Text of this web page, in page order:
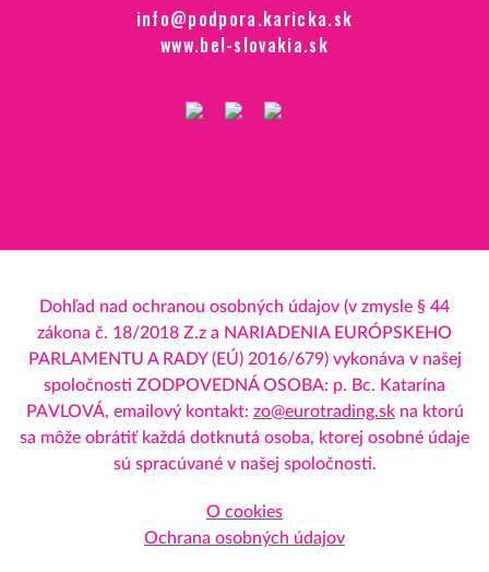
info@podpora.karicka.sk
www.bel-slovakia.sk
Dohľad nad ochranou osobných údajov (v zmysle § 44
zákona č. 18/2018 Z.z a NARIADENIA EURÓPSKEHO
PARLAMENTU A RADY (EÚ) 2016/679) vykonáva v našej
spoločnosti ZODPOVEDNÁ OSOBA: p. Bc. Katarína
PAVLOVÁ, emailový kontakt: zo@eurotrading.skna ktorú
sa môže obrátiť každá dotknutá osoba, ktorej osobné údaje
sú spracúvané v našej spoločnosti.
O cookies
Ochrana osobných údajov